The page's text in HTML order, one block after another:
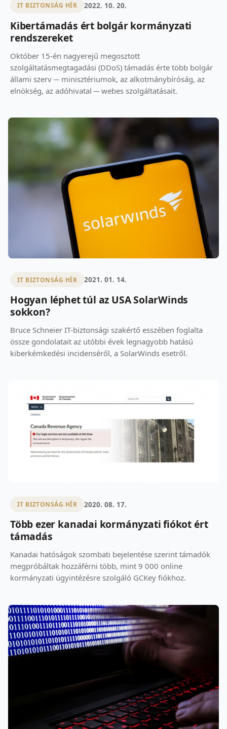
IT BIZTONSÁG HÍR 2022. 10. 20.
Kibertámadás ért bolgár kormányzati
rendszereket
Október 15-én nagyerejű megosztott
szolgáltatásmegtagadási (DDoS) támadás érte több bolgár
állami szerv ─ minisztériumok, az alkotmánybíróság, az
elnökség, az adóhivatal ─ webes szolgáltatásait.
IT BIZTONSÁG HÍR 2021. 01. 14.
Hogyan léphet túl az USA SolarWinds
sokkon?
Bruce Schneier IT-biztonsági szakértő esszében foglalta
össze gondolatait az utóbbi évek legnagyobb hatású
kiberkémkedési incidenséről, a SolarWinds esetről.
IT BIZTONSÁG HÍR 2020. 08. 17.
Több ezer kanadai kormányzati fiókot ért
támadás
Kanadai hatóságok szombati bejelentése szerint támadók
megpróbáltak hozzáférni több, mint 9 000 online
kormányzati ügyintézésre szolgáló GCKey fiókhoz.